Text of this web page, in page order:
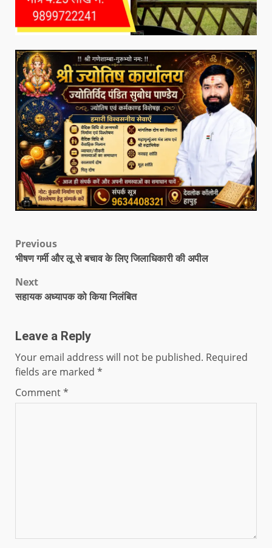
Previous
भीषण गर्मी और लू से बचाव के लिए जिलाधिकारी की अपील
Next
सहायक अध्यापक को किया निलंबित
Leave a Reply
Your email address will not be published. Required
fields are marked *
Comment*